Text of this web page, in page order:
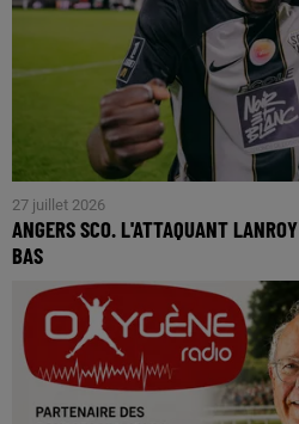
27 juillet 2026
ANGERS SCO. L'ATTAQUANT
BAS